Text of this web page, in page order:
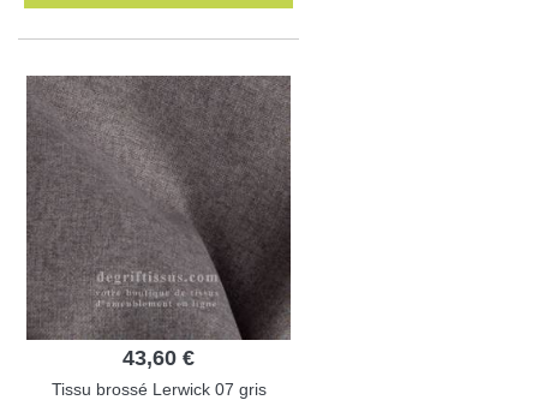
43,60 €
Tissu brossé Lerwick 07 gris